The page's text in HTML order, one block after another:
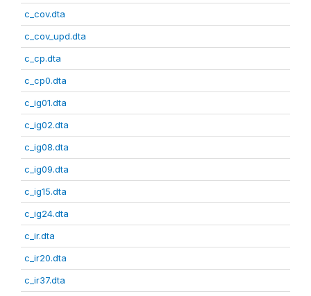
c_cov.dta
c_cov_upd.dta
c_cp.dta
c_cp0.dta
c_ig01.dta
c_ig02.dta
c_ig08.dta
c_ig09.dta
c_ig15.dta
c_ig24.dta
c_ir.dta
c_ir20.dta
c_ir37.dta